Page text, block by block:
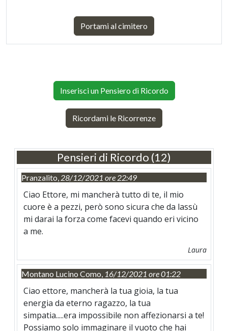
Portami al cimitero
Inserisci un Pensiero di Ricordo
Ricordami le Ricorrenze
Pensieri di Ricordo (12)
Pranzalito, 28/12/2021 ore 22:49
Ciao Ettore, mi mancherà tutto di te, il mio
cuore è a pezzi, però sono sicura che da lassù
mi darai la forza come facevi quando eri vicino
a me.
Laura
Montano Lucino Como, 16/12/2021 ore 01:22
Ciao ettore, mancherà la tua gioia, la tua
energia da eterno ragazzo, la tua
simpatia.....era impossibile non affezionarsi a te!
Possiamo solo immaginare il vuoto che hai